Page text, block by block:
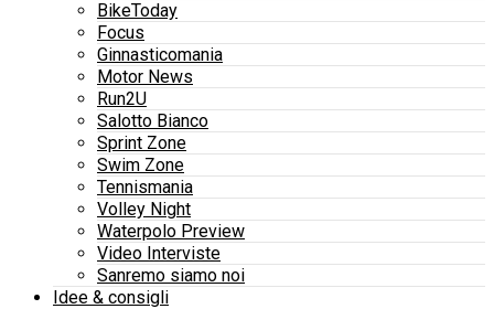
BikeToday
Focus
Ginnasticomania
Motor News
Run2U
Salotto Bianco
Sprint Zone
Swim Zone
Tennismania
Volley Night
Waterpolo Preview
Video Interviste
Sanremo siamo noi
Idee & consigli